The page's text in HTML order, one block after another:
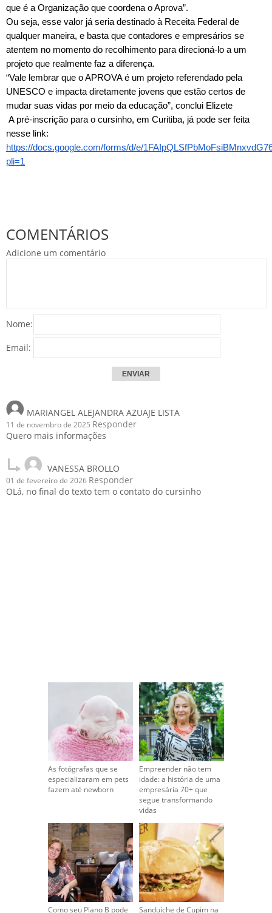
que é a Organização que coordena o Aprova”.
Ou seja, esse valor já seria destinado à Receita Federal de
qualquer maneira, e basta que contadores e empresários se
atentem no momento do recolhimento para direcioná-lo a um
projeto que realmente faz a diferença.
“Vale lembrar que o APROVA é um projeto referendado pela
UNESCO e impacta diretamente jovens que estão certos de
mudar suas vidas por meio da educação”, conclui Elizete
A pré-inscrição para o cursinho, em Curitiba, já pode ser feita
nesse link:
https://docs.google.com/forms/d/e/
pli=1
COMENTÁRIOS
Adicione um comentário
Nome:
Email:
MARIANGEL ALEJANDRA AZUAJE LISTA
11 de novembro de 2025 Responder
Quero mais informações
VANESSA BROLLO
01 de fevereiro de 2026 Responder
OLá, no final do texto tem o contato do cursinho
As fotógrafas que se
especializaram em pets
fazem até newborn
Empreender não tem
idade: a história de uma
empresária 70+ que
segue transformando
vidas
Como seu Plano B pode Sanduíche de Cupim na